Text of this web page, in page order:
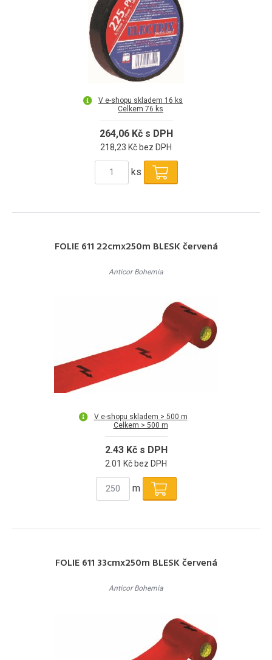
V e-shopu skladem 16 ks
Celkem 76 ks
264,06 Kč s DPH
218,23 Kč bez DPH
ks
FOLIE 611 22cmx250m BLESK červená
Anticor Bohemia
V e-shopu skladem > 500 m
Celkem > 500 m
2.43 Kč s DPH
2.01 Kč bez DPH
m
FOLIE 611 33cmx250m BLESK červená
Anticor Bohemia